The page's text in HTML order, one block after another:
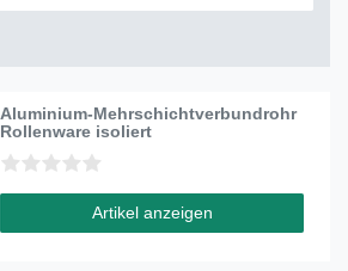
Aluminium-Mehrschichtverbundrohr
Rollenware isoliert
Artikel anzeigen